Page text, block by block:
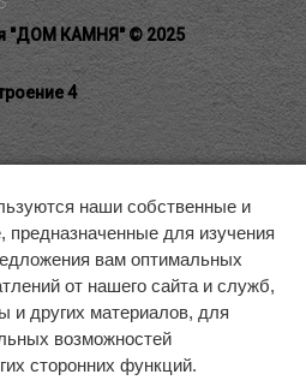
"ДОМ КАМНЯ" © 2025
4
ГАЛЕРЕЯ
КОНТАКТЫ
наши собственные и
для изучения
вам оптимальных
от нашего сайта и служб,
и других материалов, для
возможностей
сторонних функций.